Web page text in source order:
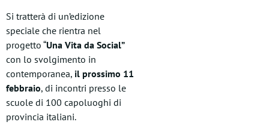
Si tratterà di un’edizione
speciale che rientra nel
progetto “Una Vita da Social”
con lo svolgimento in
contemporanea, il prossimo 11
febbraio, di incontri presso le
scuole di 100 capoluoghi di
provincia italiani.